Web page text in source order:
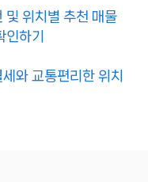
및 위치별 추천 매물
하기
와 교통편리한 위치